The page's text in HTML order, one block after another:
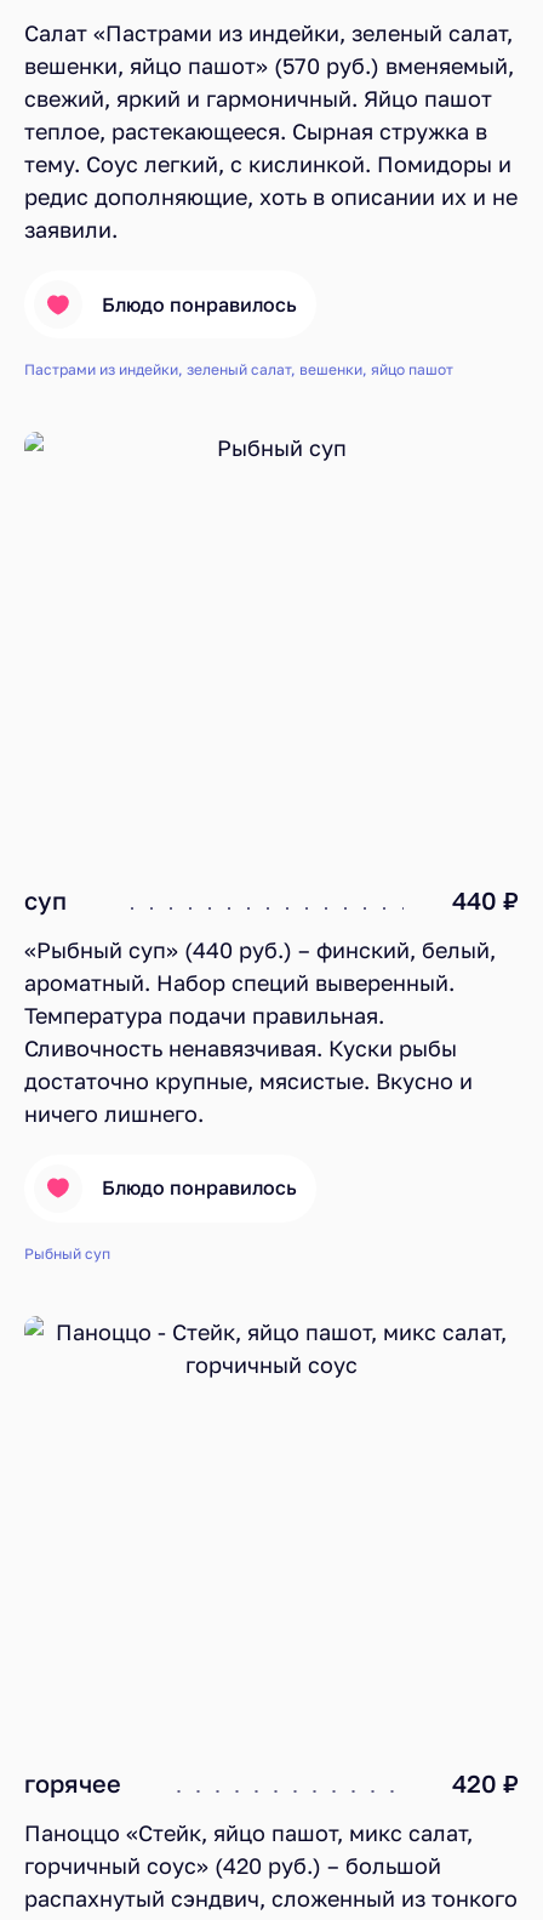
Салат «Пастрами из индейки, зеленый салат,
вешенки, яйцо пашот» (570 руб.) вменяемый,
свежий, яркий и гармоничный. Яйцо пашот
теплое, растекающееся. Сырная стружка в
тему. Соус легкий, с кислинкой. Помидоры и
редис дополняющие, хоть в описании их и не
заявили.
Блюдо понравилось
Пастрами из индейки, зеленый салат, вешенки, яйцо пашот
суп 440 ₽
«Рыбный суп» (440 руб.) – финский, белый,
ароматный. Набор специй выверенный.
Температура подачи правильная.
Сливочность ненавязчивая. Куски рыбы
достаточно крупные, мясистые. Вкусно и
ничего лишнего.
Блюдо понравилось
Рыбный суп
горячее 420 ₽
Паноццо «Стейк, яйцо пашот, микс салат,
горчичный соус» (420 руб.) – большой
распахнутый сэндвич, сложенный из тонкого